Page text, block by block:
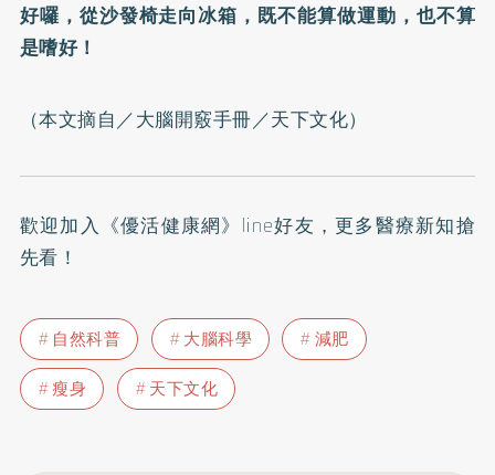
好囉，從沙發椅走向冰箱，既不能算做運動，也不算
是嗜好！
（本文摘自／大腦開竅手冊／天下文化）
歡迎加入 《優活健康網》line好友 ，更多醫療新知搶
先看！
自然科普 大腦科學
減肥
瘦身
天下文化